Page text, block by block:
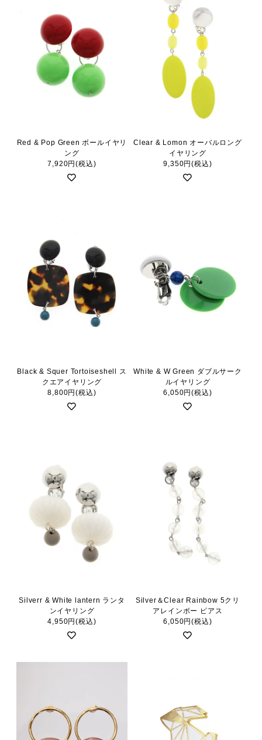
Red & Pop Green ボールイヤリ
ング
7,920円(税込)
Clear & Lomon オーバルロング
イヤリング
9,350円(税込)
Black & Squer Tortoiseshell ス
クエアイヤリング
8,800円(税込)
White & W Green ダブルサーク
ルイヤリング
6,050円(税込)
Silverr & White lantern ランタ
ンイヤリング
4,950円(税込)
Silver＆Clear Rainbow 5クリ
アレインボー ピアス
6,050円(税込)